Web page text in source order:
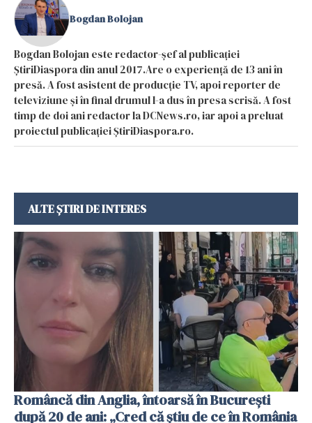
Bogdan Bolojan
Bogdan Bolojan este redactor-șef al publicației
ȘtiriDiaspora din anul 2017.Are o experiență de 13 ani în
presă. A fost asistent de producție TV, apoi reporter de
televiziune și în final drumul l-a dus în presa scrisă. A fost
timp de doi ani redactor la DCNews.ro, iar apoi a preluat
proiectul publicației ȘtiriDiaspora.ro.
ALTE ȘTIRI DE INTERES
Româncă din Anglia, întoarsă în București
după 20 de ani: „Cred că știu de ce în România